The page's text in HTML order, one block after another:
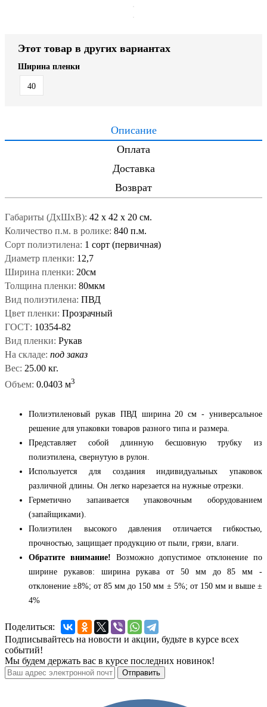
Этот товар в других вариантах
Ширина пленки
40
Описание
Оплата
Доставка
Возврат
Габариты (ДxШxВ): 42 x 42 x 20 см.
Количество п.м. в ролике: 840 п.м.
Сорт полиэтилена: 1 сорт (первичная)
Диаметр пленки: 12,7
Ширина пленки: 20см
Толщина пленки: 80мкм
Вид полиэтилена: ПВД
Цвет пленки: Прозрачный
ГОСТ: 10354-82
Вид пленки: Рукав
На складе: под заказ
Вес: 25.00 кг.
Объем: 0.0403 м3
Полиэтиленовый рукав ПВД ширина 20 см - универсальное
решение для упаковки товаров разного типа и размера.
Представляет собой длинную бесшовную трубку из
полиэтилена, свернутую в рулон.
Используется для создания индивидуальных упаковок
различной длины. Он легко нарезается на нужные отрезки.
Герметично запаивается упаковочным оборудованием
(запайщиками).
Полиэтилен высокого давления отличается гибкостью,
прочностью, защищает продукцию от пыли, грязи, влаги.
Обратите внимание! Возможно допустимое отклонение по
ширине рукавов: ширина рукава от 50 мм до 85 мм -
отклонение ±8%; от 85 мм до 150 мм ± 5%; от 150 мм и выше ±
4%
Поделиться:
Подписывайтесь на новости и акции, будьте в курсе всех
событий!
Мы будем держать вас в курсе последних новинок!